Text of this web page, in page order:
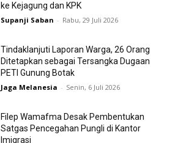
ke Kejagung dan KPK
Supanji Saban - Rabu, 29 Juli 2026
Tindaklanjuti Laporan Warga, 26 Orang
Ditetapkan sebagai Tersangka Dugaan
PETI Gunung Botak
Jaga Melanesia - Senin, 6 Juli 2026
Filep Wamafma Desak Pembentukan
Satgas Pencegahan Pungli di Kantor
Imigrasi